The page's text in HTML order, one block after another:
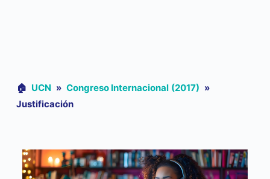
🏠︎ UCN » Congreso Internacional (2017) »
Justificación